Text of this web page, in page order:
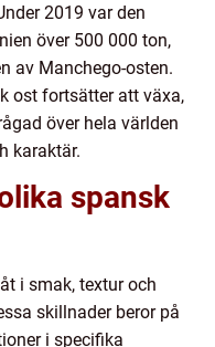
2019 var den
över 500 000 ton,
av Manchego-osten.
ost fortsätter att växa,
över hela världen
karaktär.
spansk
i smak, textur och
skillnader beror på
i specifika